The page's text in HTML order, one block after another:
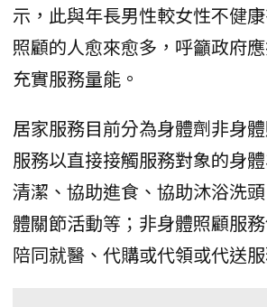
示，此與年長男性較女性不健
照顧的人愈來愈多，呼籲政府
充實服務量能。
居家服務目前分為身體劑非身
服務以直接接觸服務對象的身
清潔、協助進食、協助沐浴洗
體關節活動等；非身體照顧服
陪同就醫、代購或代領或代送服